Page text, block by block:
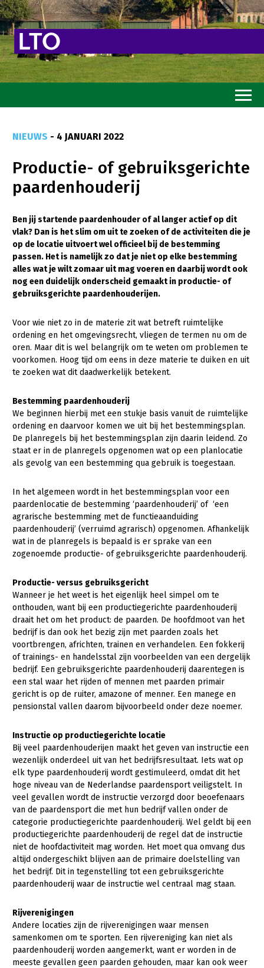
Goed eten
Mooi groen
Sterk ondernemerschap
Transitiepaden
Thema’s
Gezonde planten
Natuur, klimaat en energie
Bodem en water
Platteland en omgeving
Internationaal
Sectoren
Dier
Geitenhouderij
Kalverhouderij
Konijnenhouderij
Paardenhouderij
Pluimveehouderij
Schapenhouderij
Varkenshouderij
Vleesveehouderij
Akkerbouw
Biologische Landbouw
Bollenteelt
Fruitteelt
Glastuinbouw
Paddenstoelen
Vollegrondsgroente
Multifunctionele landbouw
Multifunctioneel
Vrouw en Bedrijf
Onderwerpen
Nieuws
Nieuwsabonnement
Webinars
Over LTO
LTO Nederland
Mensen
Bestuur en Directie
Medewerkers
Vakgroepbestuurders
Jaarverslag 2023
Vacatures
Pers
Contact
NIEUWS - 4 JANUARI 2022
Productie- of gebruiksgerichte
paardenhouderij
Ben jij startende paardenhouder of al langer actief op dit
vlak? Dan is het slim om uit te zoeken of de activiteiten die je
op de locatie uitvoert wel officieel bij de bestemming
passen. Het is namelijk zo dat je niet op elke bestemming
alles wat je wilt zomaar uit mag voeren en daarbij wordt ook
nog een duidelijk onderscheid gemaakt in productie- of
gebruiksgerichte paardenhouderijen.
Voor wie niet zo in de materie zit wat betreft ruimtelijke
ordening en het omgevingsrecht, vliegen de termen nu om de
oren. Maar dit is wel belangrijk om te weten om problemen te
voorkomen. Hoog tijd om eens in deze materie te duiken en uit
te zoeken wat dit daadwerkelijk betekent.
Bestemming paardenhouderij
We beginnen hierbij met een stukje basis vanuit de ruimtelijke
ordening en daarvoor komen we uit bij het bestemmingsplan.
De planregels bij het bestemmingsplan zijn daarin leidend. Zo
staat er in de planregels opgenomen wat op een planlocatie
als gevolg van een bestemming qua gebruik is toegestaan.
In het algemeen wordt in het bestemmingsplan voor een
paardenlocatie de bestemming ‘paardenhouderij’ of ‘een
agrarische bestemming met de functieaanduiding
paardenhouderij’ (verruimd agrarisch) opgenomen. Afhankelijk
wat in de planregels is bepaald is er sprake van een
zogenoemde productie- of gebruiksgerichte paardenhouderij.
Productie- versus gebruiksgericht
Wanneer je het weet is het eigenlijk heel simpel om te
onthouden, want bij een productiegerichte paardenhouderij
draait het om het product: de paarden. De hoofdmoot van het
bedrijf is dan ook het bezig zijn met paarden zoals het
voortbrengen, africhten, trainen en verhandelen. Een fokkerij
of trainings- en handelsstal zijn voorbeelden van een dergelijk
bedrijf. Een gebruiksgerichte paardenhouderij daarentegen is
een stal waar het rijden of mennen met paarden primair
gericht is op de ruiter, amazone of menner. Een manege en
pensionstal vallen daarom bijvoorbeeld onder deze noemer.
Instructie op productiegerichte locatie
Bij veel paardenhouderijen maakt het geven van instructie een
wezenlijk onderdeel uit van het bedrijfsresultaat. Iets wat op
elk type paardenhouderij wordt gestimuleerd, omdat dit het
hoge niveau van de Nederlandse paardensport veiligstelt. In
veel gevallen wordt de instructie verzorgd door beoefenaars
van de paardensport die met hun bedrijf vallen onder de
categorie productiegerichte paardenhouderij. Wel geldt bij een
productiegerichte paardenhouderij de regel dat de instructie
niet de hoofdactiviteit mag worden. Het moet qua omvang dus
altijd ondergeschikt blijven aan de primaire doelstelling van
het bedrijf. Dit in tegenstelling tot een gebruiksgerichte
paardenhouderij waar de instructie wel centraal mag staan.
Rijverenigingen
Andere locaties zijn de rijverenigingen waar mensen
samenkomen om te sporten. Een rijvereniging kan niet als
paardenhouderij worden aangemerkt, want er worden in de
meeste gevallen geen paarden gehouden, maar kan ook weer